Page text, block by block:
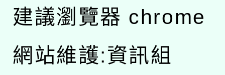
建議瀏覽器 chrome
網站維護:資訊組